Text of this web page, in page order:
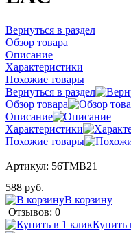
Вернуться в раздел
Обзор товара
Описание
Характеристики
Похожие товары
Вернуться в раздел
Обзор товара
Описание
Характеристики
Похожие товары
Артикул: 56TMB21
588 руб.
В корзину
Отзывов: 0
Купить